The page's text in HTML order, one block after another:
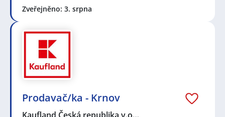
Zveřejněno: 3. srpna
Prodavač/ka - Krnov